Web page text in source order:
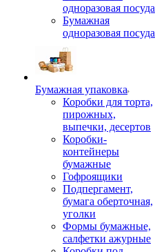
одноразовая посуда
Бумажная
одноразовая посуда
Бумажная упаковка
Коробки для торта,
пирожных,
выпечки, десертов
Коробки-
контейнеры
бумажные
Гофроящики
Подпергамент,
бумага оберточная,
уголки
Формы бумажные,
салфетки ажурные